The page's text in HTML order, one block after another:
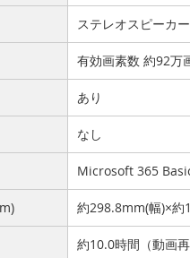
ステレオスピーカー
有効画素数 約92万
あり
なし
Microsoft 365
約298.8mm(幅)×約
約10.0時間（動画